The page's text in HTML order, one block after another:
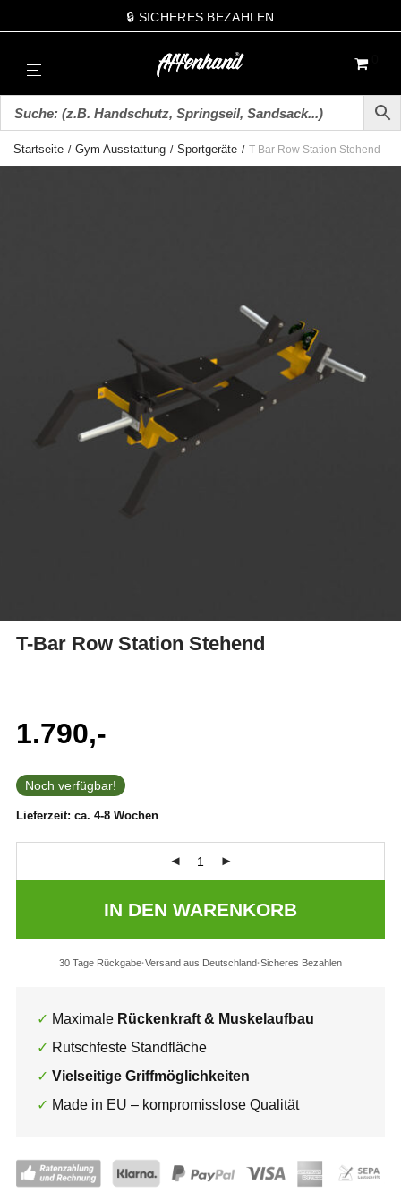
🔒 SICHERES BEZAHLEN
Startseite / Gym Ausstattung / Sportgeräte / T-Bar Row Station Stehend
T-Bar Row Station Stehend
1.790,-
Noch verfügbar!
Lieferzeit: ca. 4-8 Wochen
IN DEN WARENKORB
30 Tage Rückgabe Versand aus Deutschland Sicheres Bezahlen
Maximale Rückenkraft & Muskelaufbau
Rutschfeste Standfläche
Vielseitige Griffmöglichkeiten
Made in EU – kompromisslose Qualität